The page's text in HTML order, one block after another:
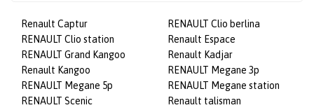
Renault Captur
RENAULT Clio berlina
RENAULT Clio station
Renault Espace
RENAULT Grand Kangoo
Renault Kadjar
Renault Kangoo
RENAULT Megane 3p
RENAULT Megane 5p
RENAULT Megane station
RENAULT Scenic
Renault talisman